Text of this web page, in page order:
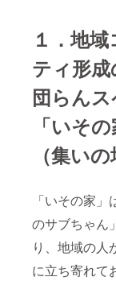
１．地
ティ形
団らん
「いそ
（集いの
「いその家」
のサブちゃん
り、地域の人
に立ち寄れて